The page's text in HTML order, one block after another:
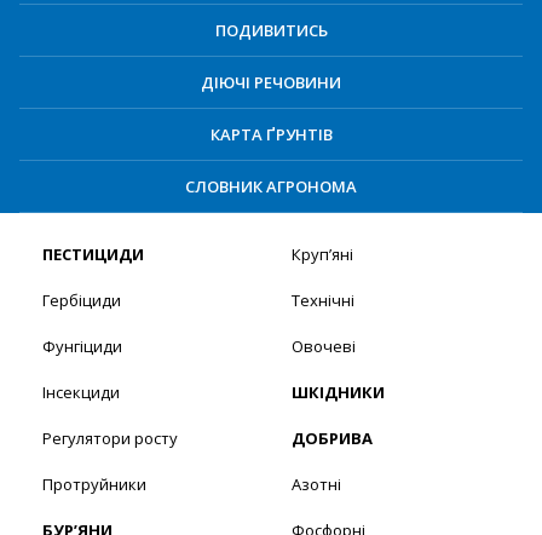
ПОДИВИТИСЬ
ДІЮЧІ РЕЧОВИНИ
КАРТА ҐРУНТІВ
СЛОВНИК АГРОНОМА
ПЕСТИЦИДИ
Гербіциди
Фунгіциди
Інсекциди
Регулятори росту
Протруйники
БУР’ЯНИ
Круп’яні
Технічні
Овочеві
ШКІДНИКИ
ДОБРИВА
Азотні
Фосфорні